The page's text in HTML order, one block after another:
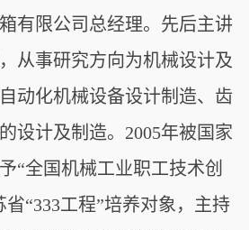
有限公司总经理。先后主讲
从事研究方向为机械设计及
动化机械设备设计制造、齿
设计及制造。2005年被国家
“全国机械工业职工技术创
“333工程”培养对象，主持